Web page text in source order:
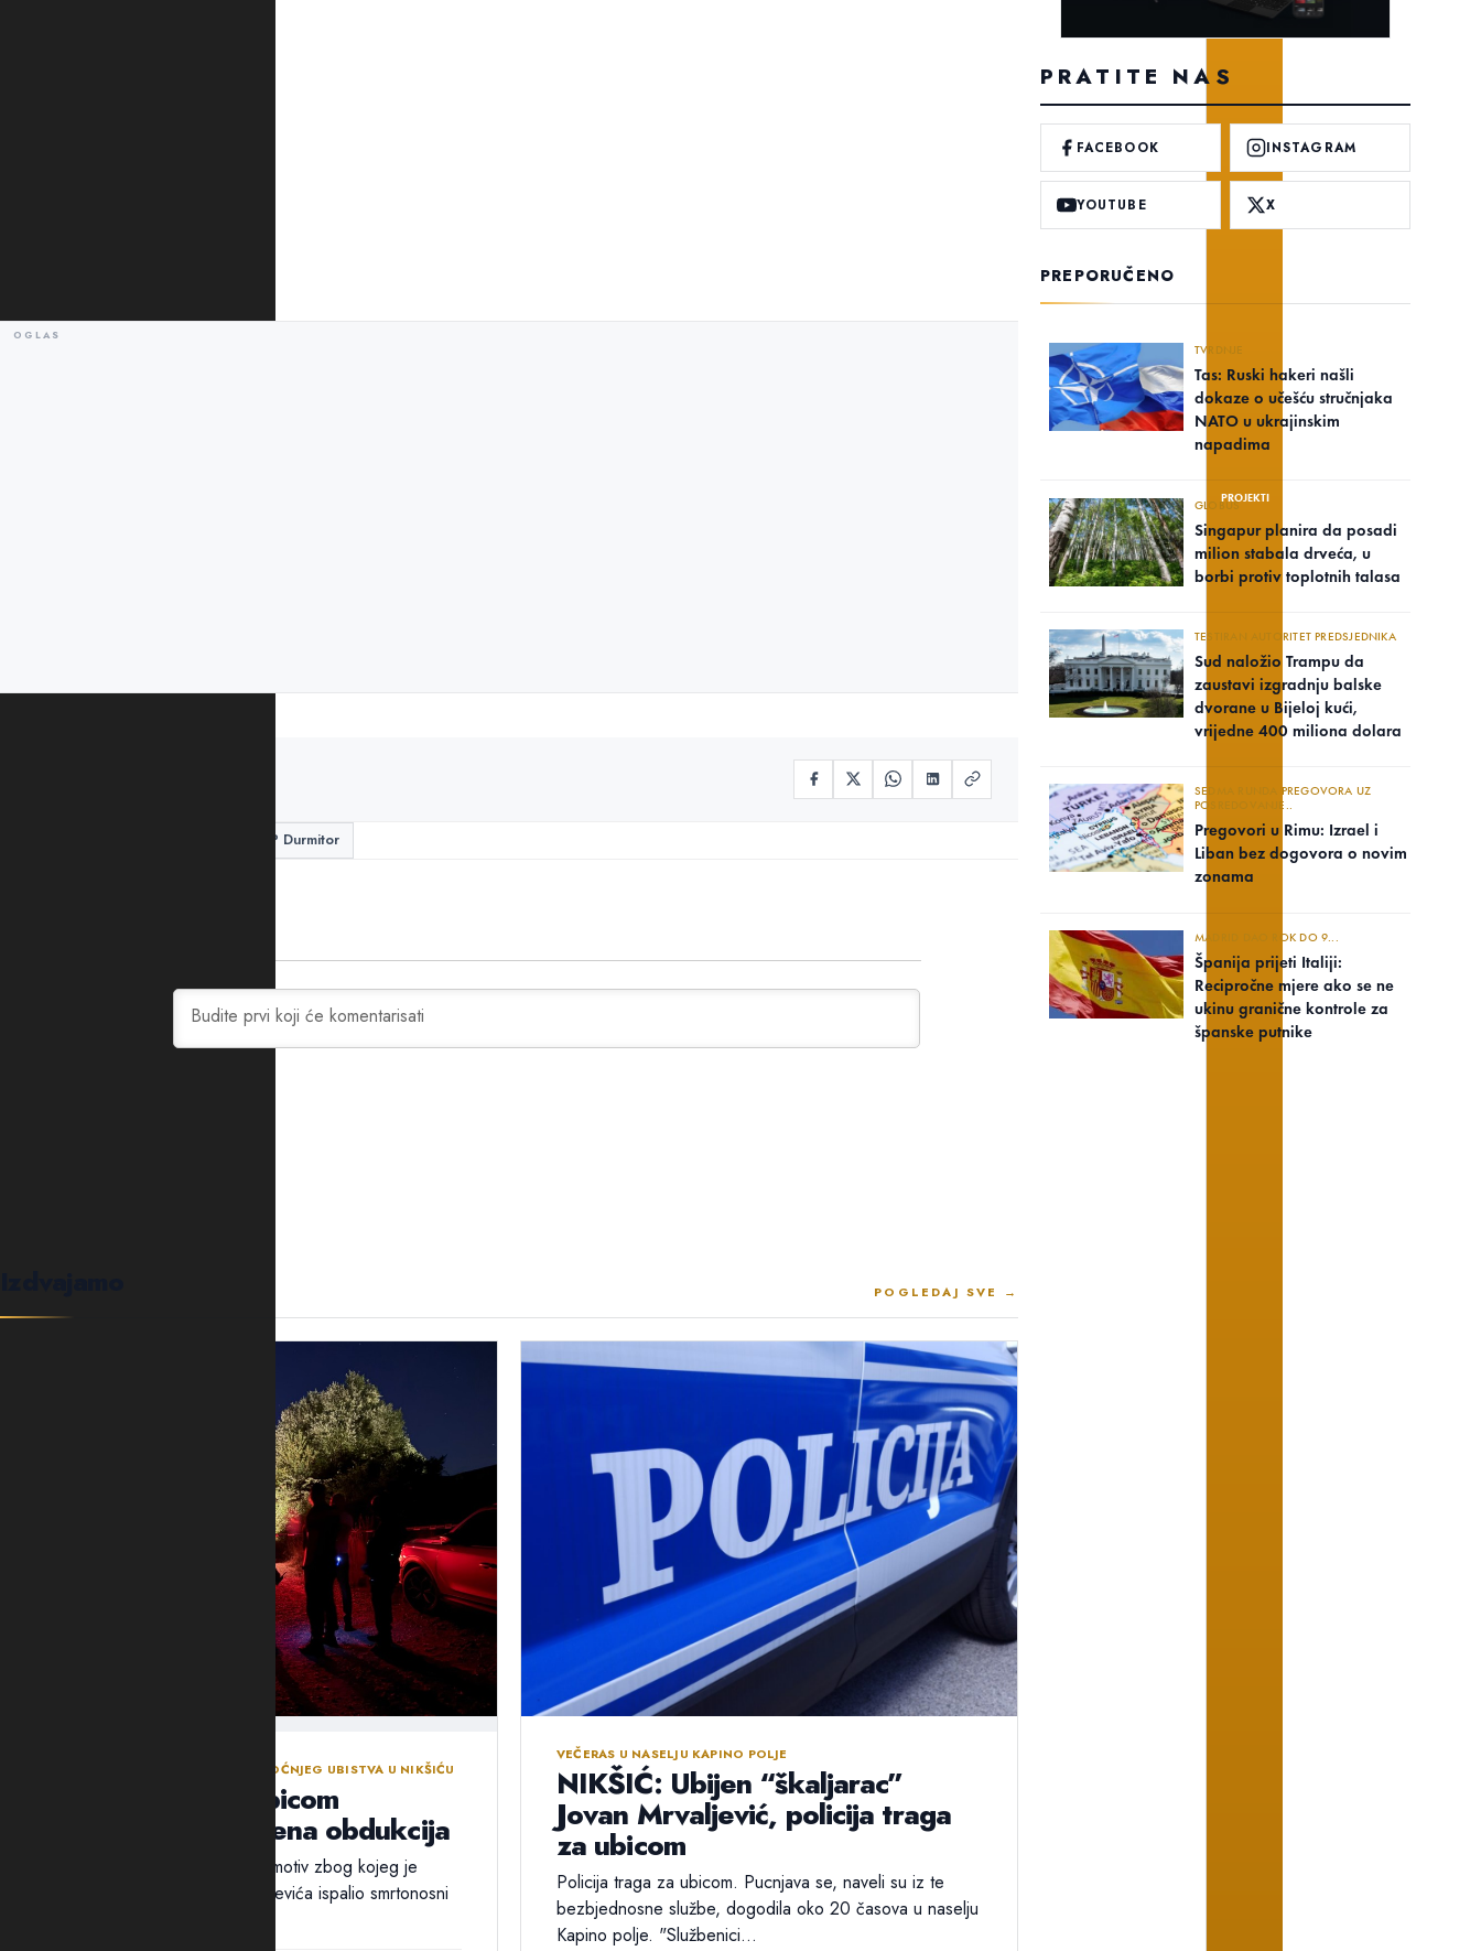
PROJEKTI
NP Durmitor
POGLEDAJ SVE →
NASTAVLJENA ISTRAGA NAKON SINOĆNJEG UBISTVA U NIKŠIĆU
Policija traga za ubicom
Mrvaljevića, naložena obdukcija
Ni nakon 18 sati nije utvrđen ni motiv zbog kojeg je
ubica, navodno, u potiljak Mrvaljevića ispalio smrtonosni
VEČERAS U NASELJU KAPINO POLJE
NIKŠIĆ: Ubijen “škaljarac”
Jovan Mrvaljević, policija traga
za ubicom
Policija traga za ubicom. Pucnjava se, naveli su iz te
bezbjednosne službe, dogodila oko 20 časova u naselju
Kapino polje. "Službenici...
PRATITE NAS
FACEBOOK INSTAGRAM
YOUTUBE X
PREPORUČENO
TVRDNJE
Tas: Ruski hakeri našli
dokaze o učešću stručnjaka
NATO u ukrajinskim
napadima
GLOBUS
Singapur planira da posadi
milion stabala drveća, u
borbi protiv toplotnih talasa
TESTIRAN AUTORITET PREDSJEDNIKA
Sud naložio Trampu da
zaustavi izgradnju balske
dvorane u Bijeloj kući,
vrijedne 400 miliona dolara
SEDMA RUNDA PREGOVORA UZ
POSREDOVANJE..
Pregovori u Rimu: Izrael i
Liban bez dogovora o novim
zonama
MADRID DAO ROK DO 9...
Španija prijeti Italiji:
Recipročne mjere ako se ne
ukinu granične kontrole za
španske putnike